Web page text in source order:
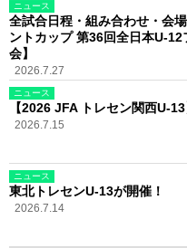
ニュース
全試合日程・組み合わせ・会
ントカップ 第36回全日本U-
会】
2026.7.27
ニュース
【2026 JFA トレセン関西U-
2026.7.15
ニュース
東北トレセンU-13が開催！
2026.7.14